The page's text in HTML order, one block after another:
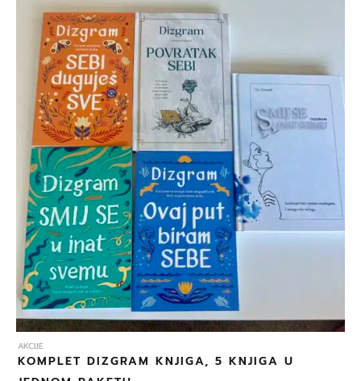
AKCIJE
KOMPLET DIZGRAM KNJIGA, 5 KNJIGA U
je:
695,00 DKK.
645,00 DKK.